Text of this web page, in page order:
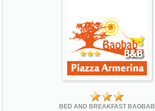
BED AND BREAKFAST BAOBAB